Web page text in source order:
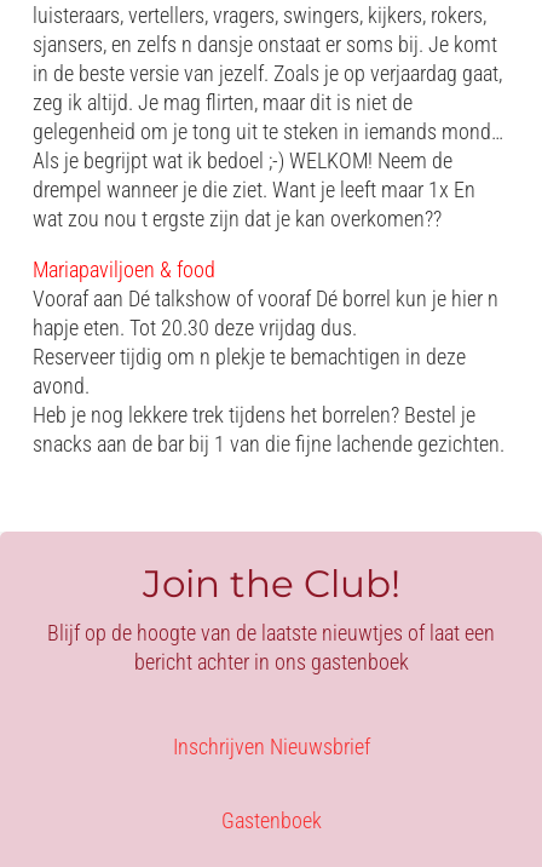
luisteraars, vertellers, vragers, swingers, kijkers, rokers,
sjansers, en zelfs n dansje onstaat er soms bij. Je komt
in de beste versie van jezelf. Zoals je op verjaardag gaat,
zeg ik altijd. Je mag flirten, maar dit is niet de
gelegenheid om je tong uit te steken in iemands mond…
Als je begrijpt wat ik bedoel ;-) WELKOM! Neem de
drempel wanneer je die ziet. Want je leeft maar 1x En
wat zou nou t ergste zijn dat je kan overkomen??
Mariapaviljoen & food
Vooraf aan Dé talkshow of vooraf Dé borrel kun je hier n
hapje eten. Tot 20.30 deze vrijdag dus.
Reserveer tijdig om n plekje te bemachtigen in deze
avond.
Heb je nog lekkere trek tijdens het borrelen? Bestel je
snacks aan de bar bij 1 van die fijne lachende gezichten.
Join the Club!
Blijf op de hoogte van de laatste nieuwtjes of laat een
bericht achter in ons gastenboek
Inschrijven Nieuwsbrief
Gastenboek